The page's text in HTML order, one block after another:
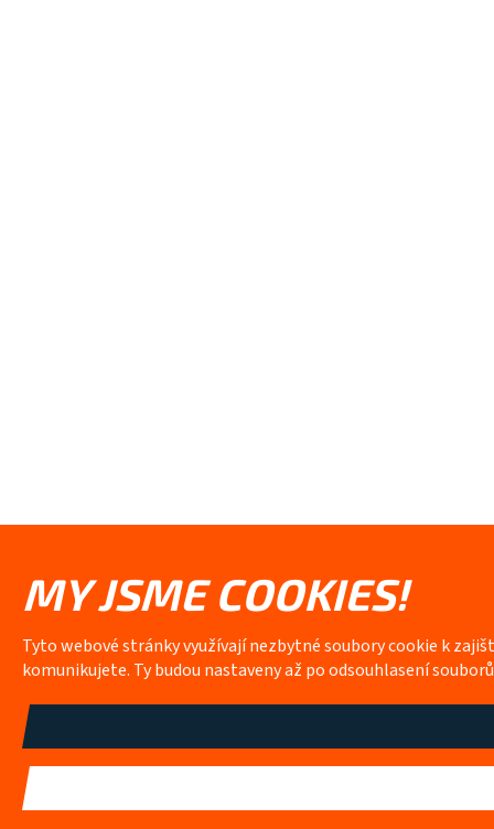
MY JSME COOKIES!
Tyto webové stránky využívají nezbytné soubory cookie k
komunikujete. Ty budou nastaveny až po odsouhlasení